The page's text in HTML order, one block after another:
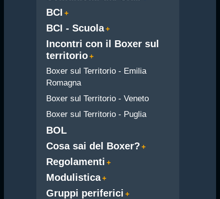
BCI
BCI - Scuola
Incontri con il Boxer sul
territorio
Boxer sul Territorio - Emilia
Romagna
Boxer sul Territorio - Veneto
Boxer sul Territorio - Puglia
BOL
Cosa sai del Boxer?
Regolamenti
Modulistica
Gruppi periferici